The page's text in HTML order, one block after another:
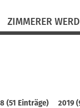
ZIMMERER
(51 Einträge) 2019